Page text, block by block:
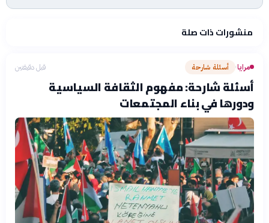
منشورات ذات صلة
مرايا› أسئلة شارحة قبل دقيقتين
أسئلة شارحة: مفهوم الثقافة السياسية
ودورها في بناء المجتمعات